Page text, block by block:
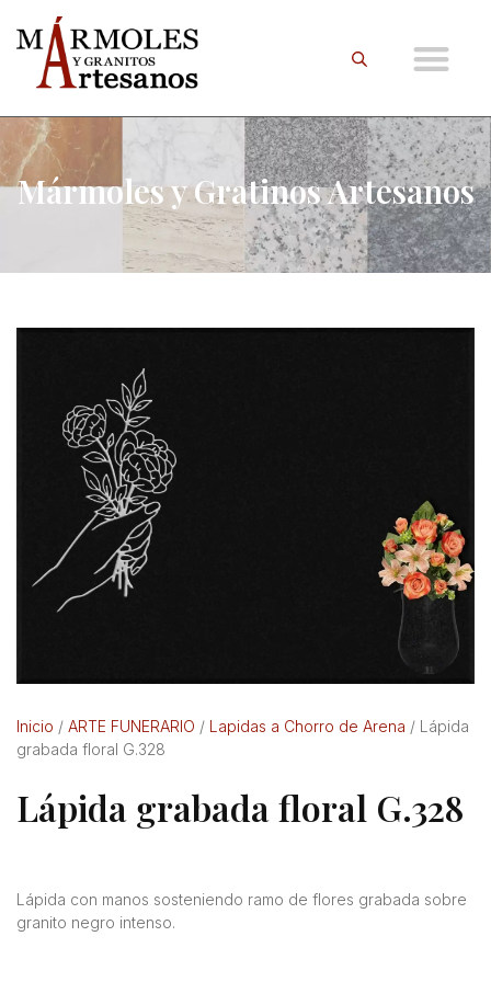
Mármoles y Gratinos Artesanos
Inicio / ARTE FUNERARIO / Lapidas a Chorro de Arena / Lápida
grabada floral G.328
Lápida grabada floral G.328
Lápida con manos sosteniendo ramo de flores grabada sobre
granito negro intenso.